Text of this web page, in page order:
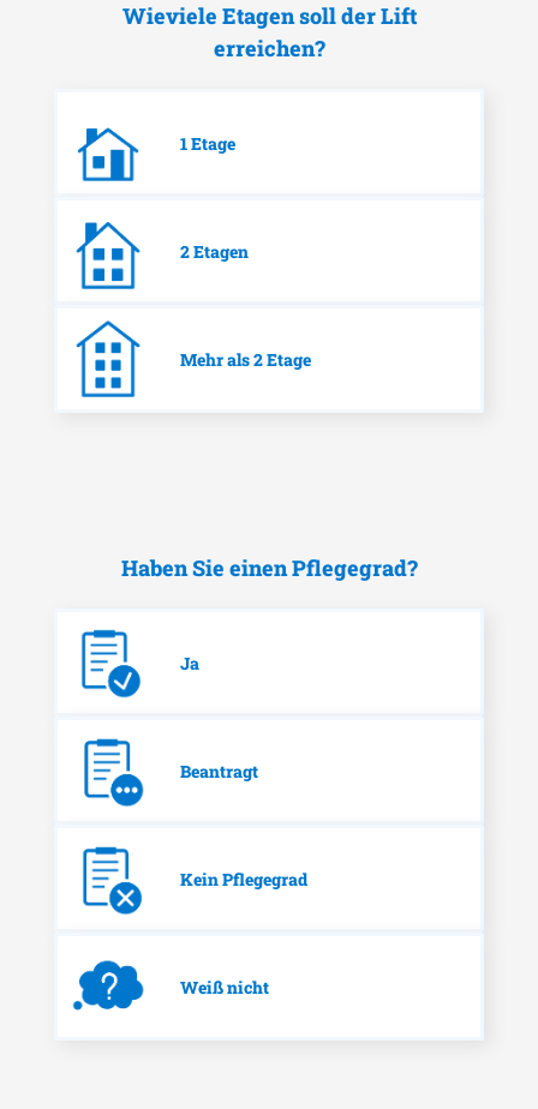
Wieviele Etagen soll der Lift
erreichen?
1 Etage
2 Etagen
Mehr als 2 Etage
Haben Sie einen Pflegegrad?
Ja
Beantragt
Kein Pflegegrad
Weiß nicht